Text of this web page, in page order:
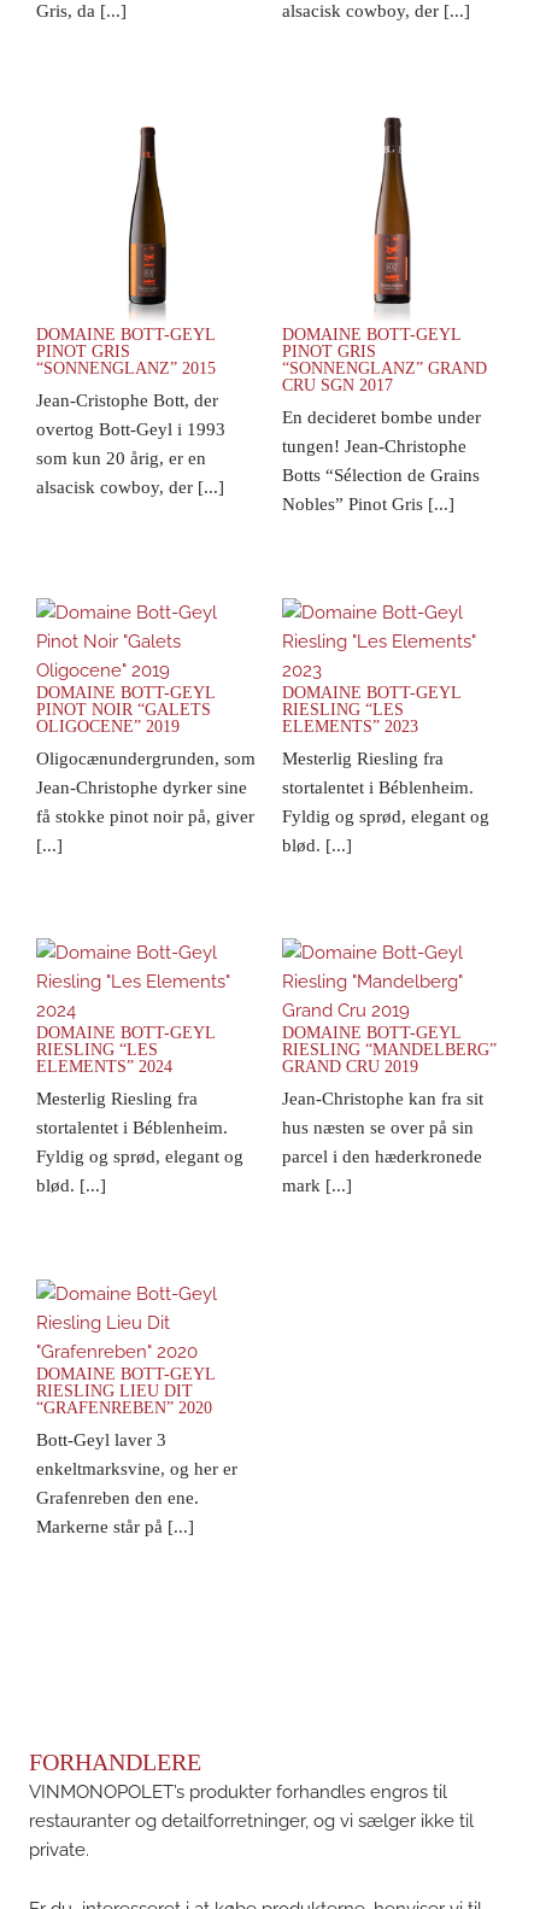
Gris, da [...]
alsacisk cowboy, der [...]
DOMAINE BOTT-GEYL
PINOT GRIS
“SONNENGLANZ” 2015
Jean-Cristophe Bott, der
overtog Bott-Geyl i 1993
som kun 20 årig, er en
alsacisk cowboy, der [...]
DOMAINE BOTT-GEYL
PINOT GRIS
“SONNENGLANZ” GRAND
CRU SGN 2017
En decideret bombe under
tungen! Jean-Christophe
Botts “Sélection de Grains
Nobles” Pinot Gris [...]
DOMAINE BOTT-GEYL
PINOT NOIR “GALETS
OLIGOCENE” 2019
Oligocænundergrunden, som
Jean-Christophe dyrker sine
få stokke pinot noir på, giver
[...]
DOMAINE BOTT-GEYL
RIESLING “LES
ELEMENTS” 2023
Mesterlig Riesling fra
stortalentet i Béblenheim.
Fyldig og sprød, elegant og
blød. [...]
DOMAINE BOTT-GEYL
RIESLING “LES
ELEMENTS” 2024
Mesterlig Riesling fra
stortalentet i Béblenheim.
Fyldig og sprød, elegant og
blød. [...]
DOMAINE BOTT-GEYL
RIESLING “MANDELBERG”
GRAND CRU 2019
Jean-Christophe kan fra sit
hus næsten se over på sin
parcel i den hæderkronede
mark [...]
DOMAINE BOTT-GEYL
RIESLING LIEU DIT
“GRAFENREBEN” 2020
Bott-Geyl laver 3
enkeltmarksvine, og her er
Grafenreben den ene.
Markerne står på [...]
FORHANDLERE
VINMONOPOLET’s produkter forhandles engros til
restauranter og detailforretninger, og vi sælger ikke til
private.